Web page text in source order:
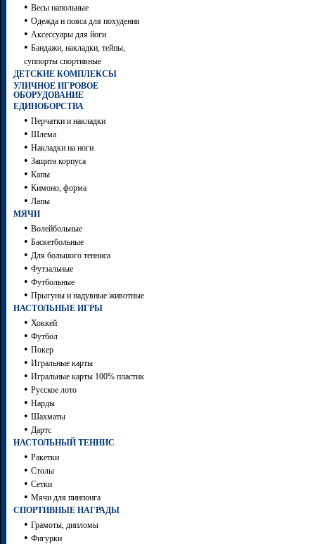
• Весы напольные
• Одежда и пояса для похудения
• Аксессуары для йоги
• Бандажи, накладки, тейпы,
суппорты спортивные
ДЕТСКИЕ КОМПЛЕКСЫ
УЛИЧНОЕ ИГРОВОЕ
ОБОРУДОВАНИЕ
ЕДИНОБОРСТВА
• Перчатки и накладки
• Шлема
• Накладки на ноги
• Защита корпуса
• Капы
• Кимоно, форма
• Лапы
МЯЧИ
• Волейбольные
• Баскетбольные
• Для большого тенниса
• Футзальные
• Футбольные
• Прыгуны и надувные животные
НАСТОЛЬНЫЕ ИГРЫ
• Хоккей
• Футбол
• Покер
• Игральные карты
• Игральные карты 100% пластик
• Русское лото
• Нарды
• Шахматы
• Дартc
НАСТОЛЬНЫЙ ТЕННИС
• Ракетки
• Столы
• Сетки
• Мячи для пинпонга
СПОРТИВНЫЕ НАГРАДЫ
• Грамоты, дипломы
• Фигурки